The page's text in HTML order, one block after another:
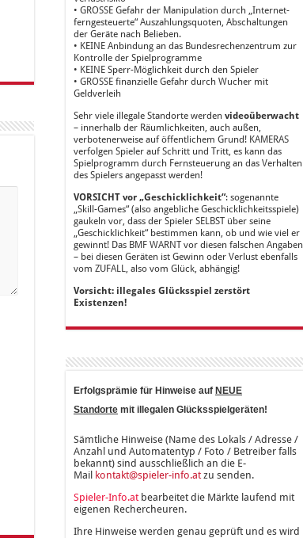
• GROSSE Gefahr der Manipulation durch „Internet-
ferngesteuerte“ Auszahlungsquoten, Abschaltungen
der Geräte nach Belieben.
• KEINE Anbindung an das Bundesrechenzentrum zur
Kontrolle der Spielprogramme
• KEINE Sperr-Möglichkeit durch den Spieler
• GROSSE finanzielle Gefahr durch Wucher mit
Geldverleih
Sehr viele illegale Standorte werden videoüberwacht
– innerhalb der Räumlichkeiten, auch außen,
verbotenerweise auf öffentlichem Grund! KAMERAS
verfolgen Spieler auf Schritt und Tritt, es kann das
Spielprogramm durch Fernsteuerung an das Verhalten
des Spielers angepasst werden!
VORSICHT vor „Geschicklichkeit“: sogenannte
„Skill-Games“ (also angebliche Geschicklichkeitsspiele)
gaukeln vor, dass der Spieler SELBST über seine
„Geschicklichkeit“ bestimmen kann, ob und wie viel er
gewinnt! Das BMF WARNT vor diesen falschen Angaben
– bei diesen Geräten ist Gewinn oder Verlust ebenfalls
vom ZUFALL, also vom Glück, abhängig!
Vorsicht: illegales Glücksspiel zerstört
Existenzen!
Erfolgsprämie für Hinweise auf NEUE
Standorte mit illegalen Glücksspielgeräten!
Sämtliche Hinweise (Name des Lokals / Adresse /
Anzahl und Automatentyp / Foto / Betreiber falls
bekannt) sind ausschließlich an die E-
Mail kontakt@spieler-info.at zu senden.
Spieler-Info.at bearbeitet die Märkte laufend mit
eigenen Rechercheuren.
Ihre Hinweise werden genau geprüft und es wird